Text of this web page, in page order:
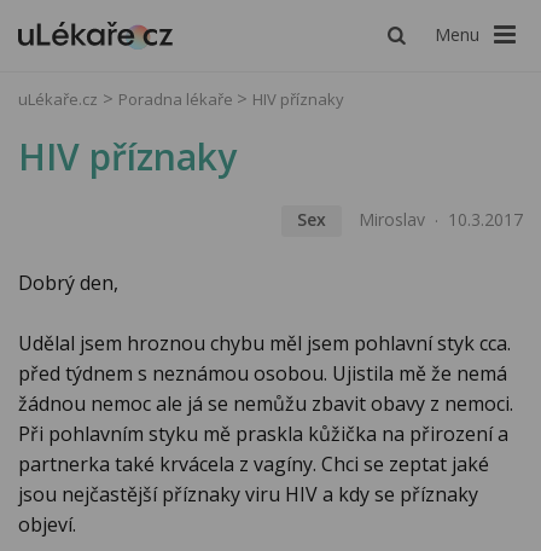
Menu
uLékaře.cz Poradna lékaře HIV příznaky
HIV příznaky
Sex Miroslav 10.3.2017
Dobrý den,
Udělal jsem hroznou chybu měl jsem pohlavní styk cca.
před týdnem s neznámou osobou. Ujistila mě že nemá
žádnou nemoc ale já se nemůžu zbavit obavy z nemoci.
Při pohlavním styku mě praskla kůžička na přirození a
partnerka také krvácela z vagíny. Chci se zeptat jaké
jsou nejčastější příznaky viru HIV a kdy se příznaky
objeví.